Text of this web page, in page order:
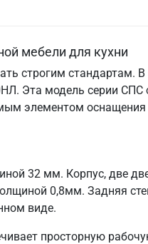
мебели для кухни
строгим стандартам. В
Эта модель серии СПС
элементом
32 мм. Корпус, две
0,8мм. Задняя
виде.
просторную